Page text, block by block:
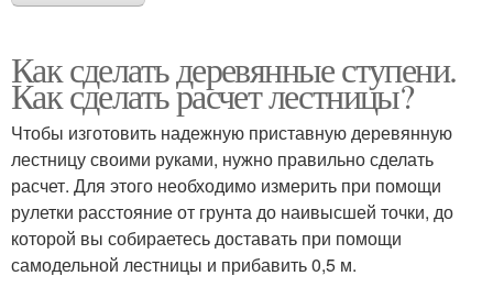
Как сделать деревянные ступени.
Как сделать расчет лестницы?
Чтобы изготовить надежную приставную деревянную
лестницу своими руками, нужно правильно сделать
расчет. Для этого необходимо измерить при помощи
рулетки расстояние от грунта до наивысшей точки, до
которой вы собираетесь доставать при помощи
самодельной лестницы и прибавить 0,5 м.